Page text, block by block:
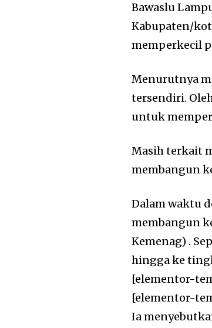
Bawaslu
Kabupaten/
memperkecil
Menurutnya
tersendiri.
untuk
Masih terkait
membangun
Dalam waktu
membangun
Kemenag) .
hingga ke
[elementor-
[elementor-
Ia